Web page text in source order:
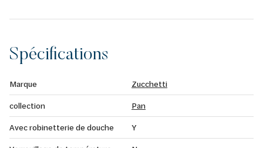
Spécifications
Marque
Zucchetti
collection
Pan
Avec robinetterie de douche
Y